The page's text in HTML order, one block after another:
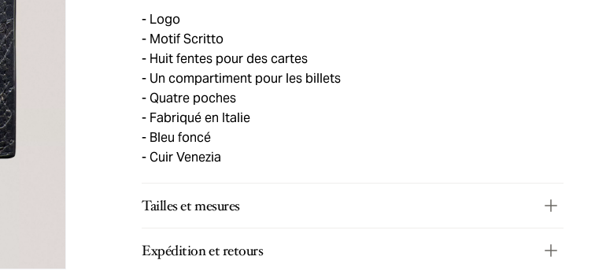
Logo
Motif Scritto
Huit fentes pour des cartes
Un compartiment pour les billets
Quatre poches
Fabriqué en Italie
Bleu foncé
Cuir Venezia
Tailles et mesures
Expédition et retours